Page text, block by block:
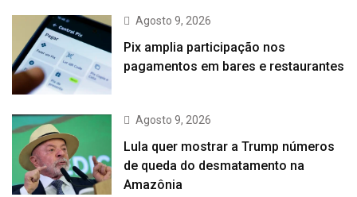
Agosto 9, 2026
Pix amplia participação nos
pagamentos em bares e restaurantes
Agosto 9, 2026
Lula quer mostrar a Trump números
de queda do desmatamento na
Amazônia